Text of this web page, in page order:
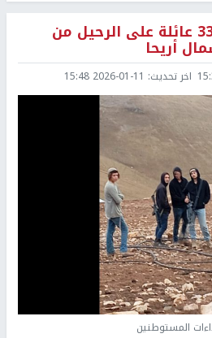
مستوطنون يجبرون 33 عائلة على الرحيل من
أريحا
اخر تحديث: 2026-01-11 15:48
المستوطنين